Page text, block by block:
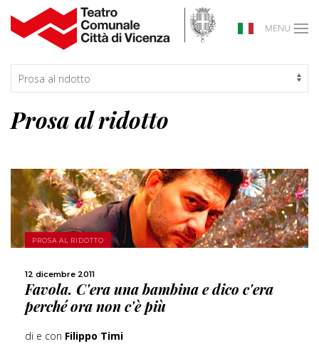
MENU
Prosa al ridotto
PROSA AL RIDOTTO
12 dicembre 2011
Favola. C'era una bambina e dico c'era
perché ora non c'è più
di e con Filippo Timi
SCOPRI DI PIÙ